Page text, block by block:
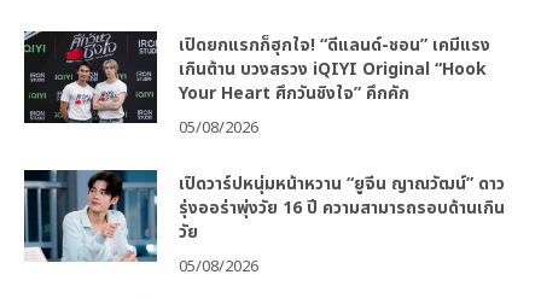
เปิดยกแรกก็ฮุกใจ! “ดีแลนด์-ชอน” เคมีแรง
เกินต้าน บวงสรวง iQIYI Original “Hook
Your Heart ศึกวันชิงใจ” คึกคัก
05/08/2026
เปิดวาร์ปหนุ่มหน้าหวาน “ยูจีน ญาณวัฒน์” ดาว
รุ่งออร่าพุ่งวัย 16 ปี ความสามารถรอบด้านเกิน
วัย
05/08/2026